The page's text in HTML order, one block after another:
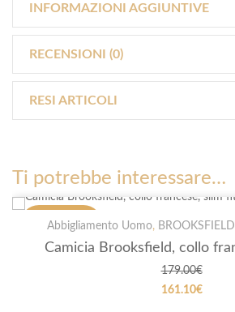
INFORMAZIONI AGGIUNTIVE
RECENSIONI (0)
RESI ARTICOLI
Ti potrebbe interessare…
PROMOZIONI
Abbigliamento Uomo, BROOKSFIELD
Camicia Brooksfield, collo
179.00€
161.10€